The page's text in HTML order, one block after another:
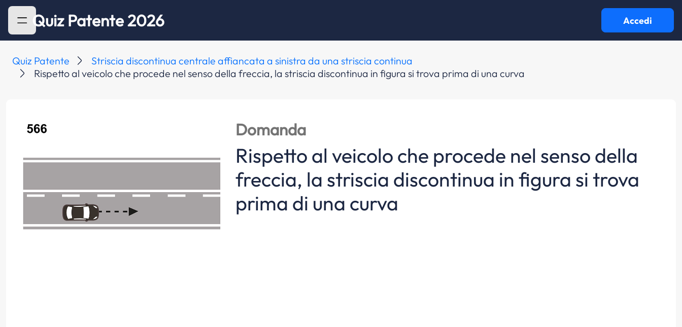
Quiz Patente 2026 Accedi
Quiz Patente
Striscia discontinua centrale affiancata a sinistra da una striscia continua
Rispetto al veicolo che procede nel senso della freccia, la striscia discontinua in figura si trova prima di una curva
Domanda
Rispetto al veicolo che procede nel senso della
freccia, la striscia discontinua in figura si trova
prima di una curva